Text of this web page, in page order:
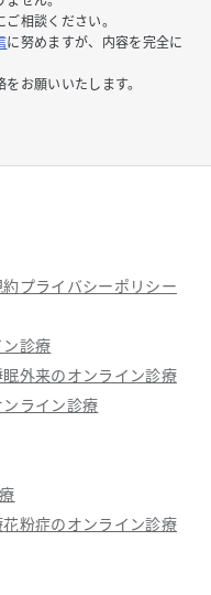
ご相談ください。
に努めますが、内容を完全に
をお願いいたします。
プライバシーポリシー
診療
眠外来のオンライン診療
ライン診療
花粉症のオンライン診療